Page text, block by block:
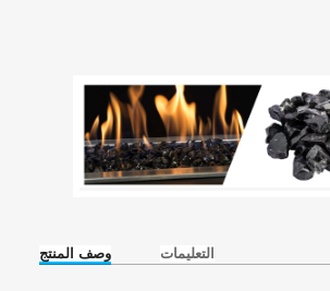
وصف المنتج التعليمات